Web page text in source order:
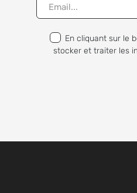
En cliquant sur le
stocker et traiter les